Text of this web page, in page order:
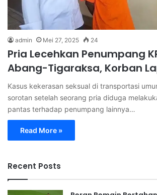
admin Mei 27, 2025 24
Pria Lecehkan Penumpang
Abang-Tigaraksa, Korban
Kasus kekerasan seksual di transportasi
sorotan setelah seorang pria diduga
pantas terhadap penumpang lainnya…
Read More »
Recent Posts